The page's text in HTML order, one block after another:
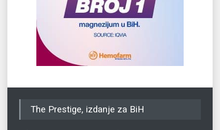
The Prestige, izdanje za BiH